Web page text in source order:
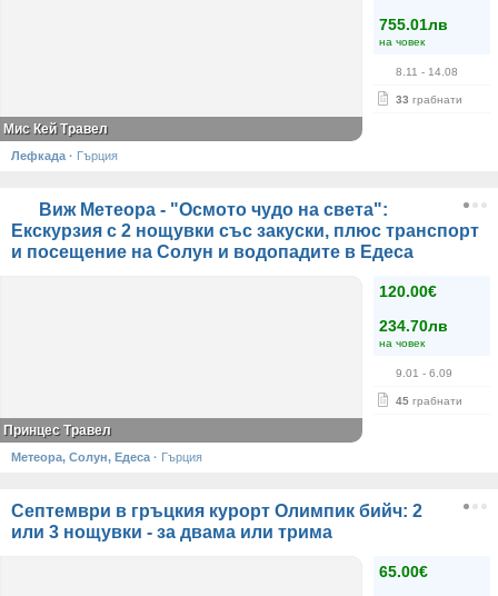
755.01лв
на човек
8.11 - 14.08
33 грабнати
Мис Кей Травел
Лефкада · Гърция
Виж Метеора - "Осмото чудо на света":
Екскурзия с 2 нощувки със закуски, плюс транспорт
и посещение на Солун и водопадите в Едеса
120.00€
234.70лв
на човек
9.01 - 6.09
45 грабнати
Принцес Травел
Метеора, Солун, Едеса · Гърция
Септември в гръцкия курорт Олимпик бийч: 2
или 3 нощувки - за двама или трима
65.00€